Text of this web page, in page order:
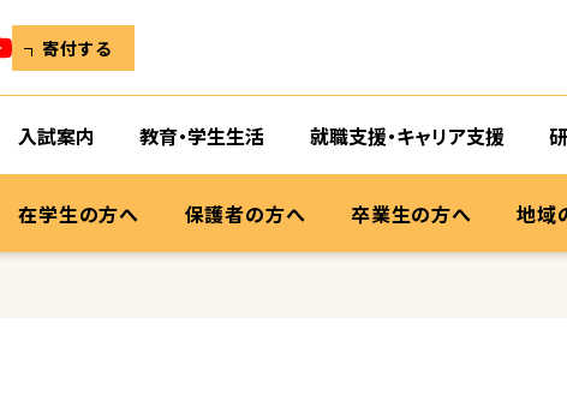
入試案内 教育・学生生活 就職支援・キャリア支援
在学生の方へ 保護者の方へ 卒業生の方へ 地域
寄付する